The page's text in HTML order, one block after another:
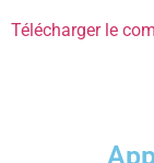
Télécharger le